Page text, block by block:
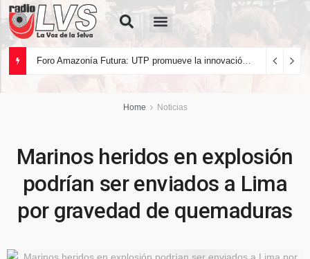
Home Noticias
Marinos heridos en explosión
podrían ser enviados a Lima
por gravedad de quemaduras